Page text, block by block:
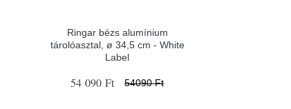
Ringar bézs alumínium
tárolóasztal, ø 34,5 cm - White
Label
54 090 Ft 54090 Ft